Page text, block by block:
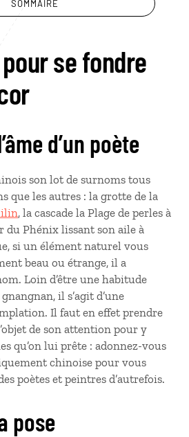
SOMMAIRE
se fondre
d’un poète
son lot de surnoms tous
que les autres : la grotte de la
, la cascade la Plage de perles à
du Phénix lissant son aile à
si un élément naturel vous
beau ou étrange, il a
Loin d’être une habitude
il s’agit d’une
Il faut en effet prendre
de son attention pour y
qu’on lui prête : adonnez-vous
chinoise pour vous
poètes et peintres d’autrefois.
pose